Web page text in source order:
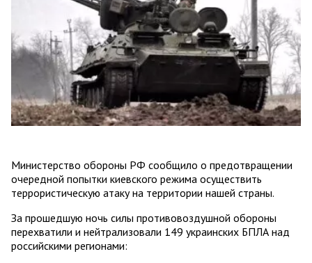
Министерство обороны РФ сообщило о предотвращении
очередной попытки киевского режима осуществить
террористическую атаку на территории нашей страны.
За прошедшую ночь силы противовоздушной обороны
перехватили и нейтрализовали 149 украинских БПЛА над
российскими регионами: